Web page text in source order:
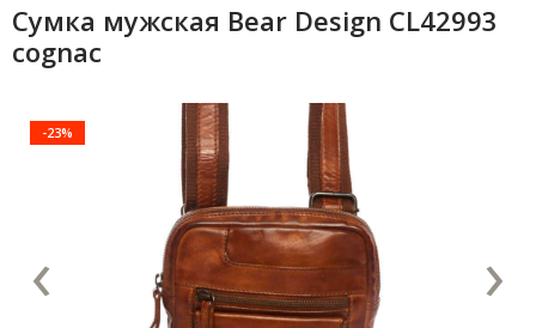
Сумка мужская Bear Design CL42993
cognac
-23%
‹ ›